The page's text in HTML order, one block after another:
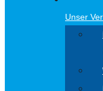
Unser